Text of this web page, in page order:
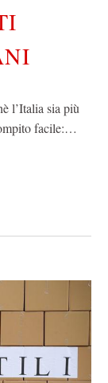
l’Italia sia più
facile:…